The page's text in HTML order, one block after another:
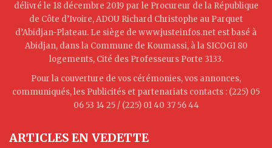
délivré le 18 décembre 2019 par le Procureur de la République
de Côte d’Ivoire, ADOU Richard Christophe au Parquet
d’Abidjan-Plateau. Le siège de www.justeinfos.net est basé à
Abidjan, dans la Commune de Koumassi, à la SICOGI 80
logements, Cité des Professeurs Porte 3133.
Pour la couverture de vos cérémonies, vos annonces,
communiqués, les Publicités et partenariats contacts : (225) 05
06 53 14 25 / (225) 01 40 37 56 44
ARTICLES EN VEDETTE